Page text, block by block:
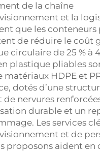
de la chaîne
et la
que les conteneurs
de réduire le coût
circulaire de 25 % à
plastique pliables
matériaux HDPE et
dotés d’une
de nervures
durable et un
Les services
et de
proposons aident en